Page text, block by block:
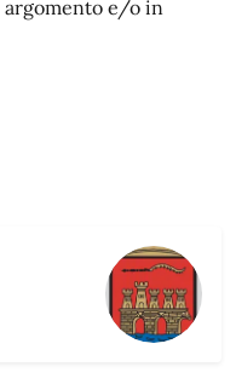
e/o in